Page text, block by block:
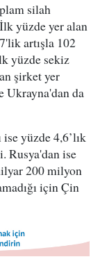
silah
yüzde yer alan
artışla 102
yüzde sekiz
şirket yer
Ukrayna'dan da
yüzde 4,6’lık
Rusya'dan ise
200 milyon
için Çin